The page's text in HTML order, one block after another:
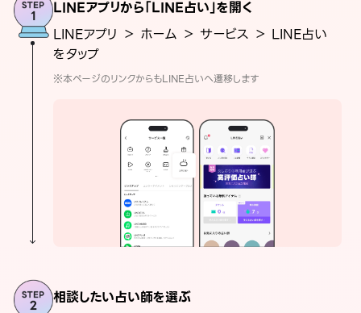
LINEアプリから「LINE占い」を開く
LINEアプリ ＞ ホーム ＞ サービス ＞ LINE占い
をタップ
※本ページのリンクからもLINE占いへ遷移します
相談したい占い師を選ぶ